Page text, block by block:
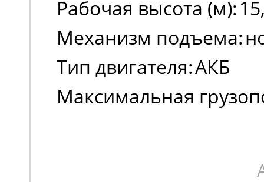
Рабочая высота (м):
Механизм подъема:
Тип двигателя:АКБ
Максимальная